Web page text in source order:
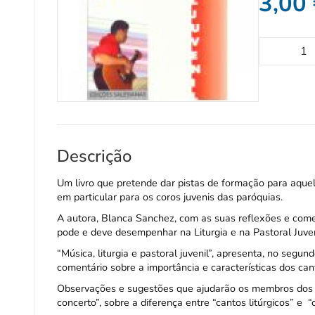
Descrição
Um livro que pretende dar pistas de formação para
em particular para os coros juvenis das paróquias.
A autora, Blanca Sanchez, com as suas reflexões e
pode e deve desempenhar na Liturgia e na Pastoral
“Música, liturgia e pastoral juvenil”, apresenta, no
comentário sobre a importância e características dos
Observações e sugestões que ajudarão os membros
concerto”, sobre a diferença entre “cantos litúrgicos” e